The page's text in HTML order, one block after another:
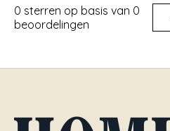
0 sterren op basis van 0
beoordelingen